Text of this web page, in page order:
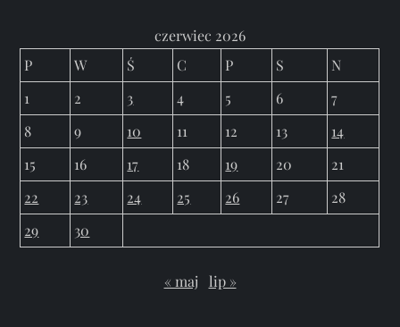
czerwiec 2026
P
W Ś C P S
N
1
2 3 4 5 6
7
8
9 10 11 12 13
14
15
16 17 18 19 20
21
22
23 24 25 26 27
28
29
30
« maj lip »